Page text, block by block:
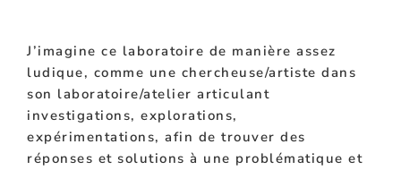
J’imagine ce laboratoire de manière assez
ludique, comme une chercheuse/artiste dans
son laboratoire/atelier articulant
investigations, explorations,
expérimentations, afin de trouver des
réponses et solutions à une problématique et